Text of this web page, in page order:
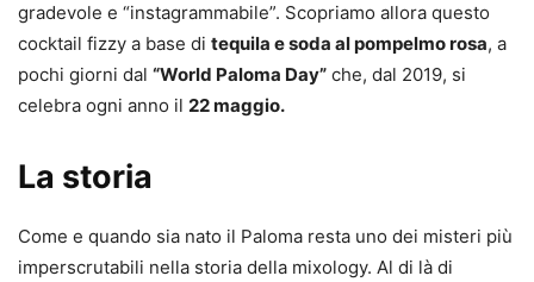
gradevole e “instagrammabile”. Scopriamo allora questo
cocktail fizzy a base di tequila e soda al pompelmo rosa, a
pochi giorni dal “World Paloma Day” che, dal 2019, si
celebra ogni anno il 22 maggio.
La storia
Come e quando sia nato il Paloma resta uno dei misteri più
imperscrutabili nella storia della mixology. Al di là di